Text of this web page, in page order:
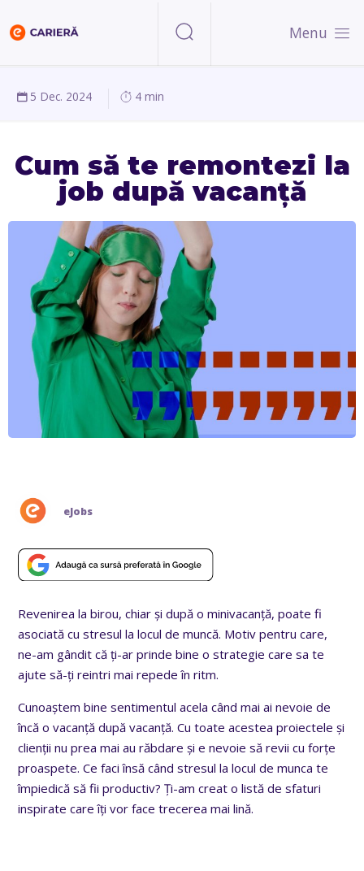
Menu
5 Dec. 2024 4 min
Cum să te remontezi la
job după vacanță
eJobs
Revenirea la birou, chiar și după o minivacanță, poate fi
asociată cu stresul la locul de muncă. Motiv pentru care,
ne-am gândit că ți-ar prinde bine o strategie care sa te
ajute să-ți reintri mai repede în ritm.
Cunoaștem bine sentimentul acela când mai ai nevoie de
încă o vacanță după vacanță. Cu toate acestea proiectele și
clienții nu prea mai au răbdare și e nevoie să revii cu forțe
proaspete. Ce faci însă când stresul la locul de munca te
împiedică să fii productiv? Ți-am creat o listă de sfaturi
inspirate care îți vor face trecerea mai lină.